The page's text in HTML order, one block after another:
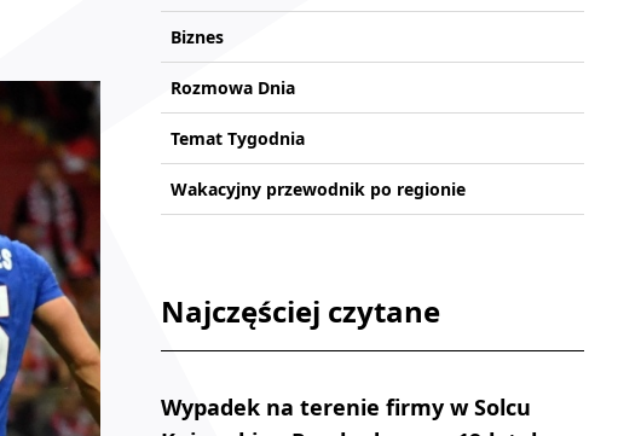
Biznes
Rozmowa Dnia
Temat Tygodnia
Wakacyjny przewodnik po regionie
Najczęściej czytane
Wypadek na terenie firmy w Solcu